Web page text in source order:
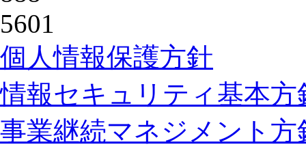
個人情報保護方針
情報セキュリティ基本方
事業継続マネジメント方